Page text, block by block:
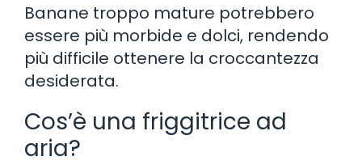
Banane troppo mature potrebbero
essere più morbide e dolci, rendendo
più difficile ottenere la croccantezza
desiderata.
Cos’è una friggitrice ad
aria?